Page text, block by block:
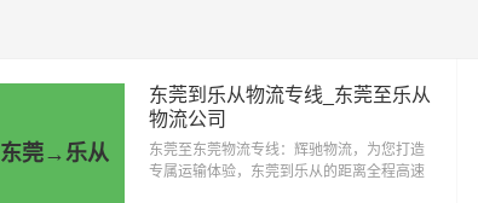
东莞→乐从
东莞到乐从物流专线_东莞至乐从
物流公司
东莞至东莞物流专线：辉驰物流，为您打造
专属运输体验，东莞到乐从的距离全程高速